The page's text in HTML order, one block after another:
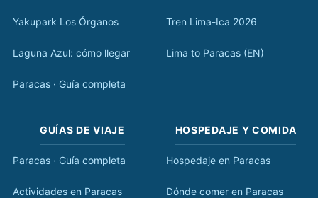
Yakupark Los Órganos
Laguna Azul: cómo llegar
Paracas · Guía completa
Tren Lima-Ica 2026
Lima to Paracas (EN)
GUÍAS DE VIAJE
Paracas · Guía completa
Actividades en Paracas
HOSPEDAJE Y COMIDA
Hospedaje en Paracas
Dónde comer en Paracas